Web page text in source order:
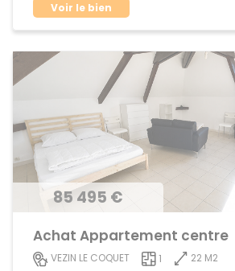
Voir le bien
85 495 €
Achat Appartement centre
VEZIN LE COQUET 1
22 M2